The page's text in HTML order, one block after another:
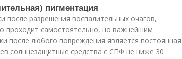
пигментация
после разрешения воспалительных очагов,
проходит самостоятельно, но важнейшим
после любого повреждения является постоянная
солнцезащитные средства с СПФ не ниже 30